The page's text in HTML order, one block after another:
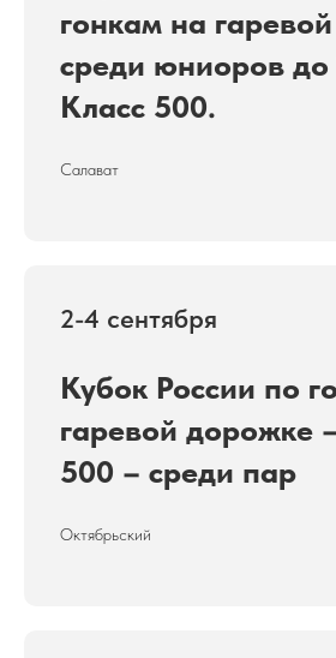
гонкам на
среди юниоров до
Класс 500.
Салават
2-4 сентября
Кубок России по
гаревой дорожке
500 – среди пар
Октябрьский